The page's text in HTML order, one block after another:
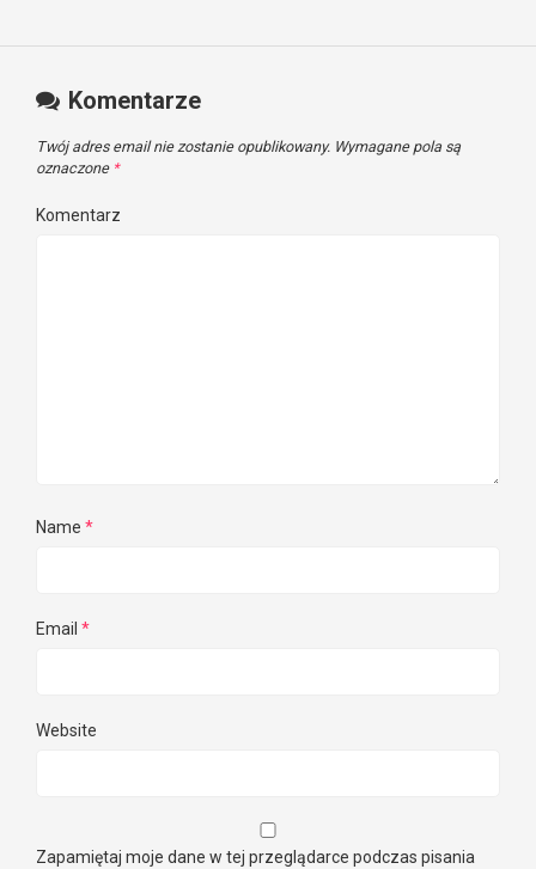
Komentarze
Twój adres email nie zostanie opublikowany. Wymagane pola są
oznaczone *
Komentarz
Name *
Email *
Website
Zapamiętaj moje dane w tej przeglądarce podczas pisania